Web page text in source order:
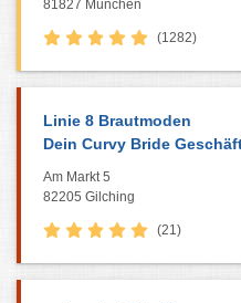
81827 München
(1282)
Linie 8 Brautmoden
Dein Curvy Bride
Am Markt 5
82205 Gilching
(21)